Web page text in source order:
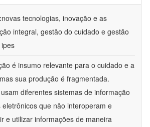
novas tecnologias, inovação e as
integral, gestão do cuidado e gestão
é insumo relevante para o cuidado e a
sua produção é fragmentada.
diferentes sistemas de informação
que não interoperam e
e utilizar informações de maneira